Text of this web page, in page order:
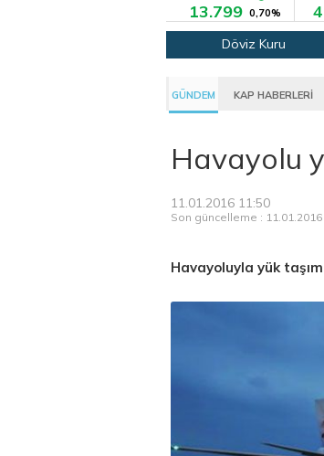
13.799 0,70%
Döviz Kuru
GÜNDEM KAP HABERLERİ
Havayolu
11.01.2016 11:50
Son güncelleme : 11.01.2016
Havayoluyla yük